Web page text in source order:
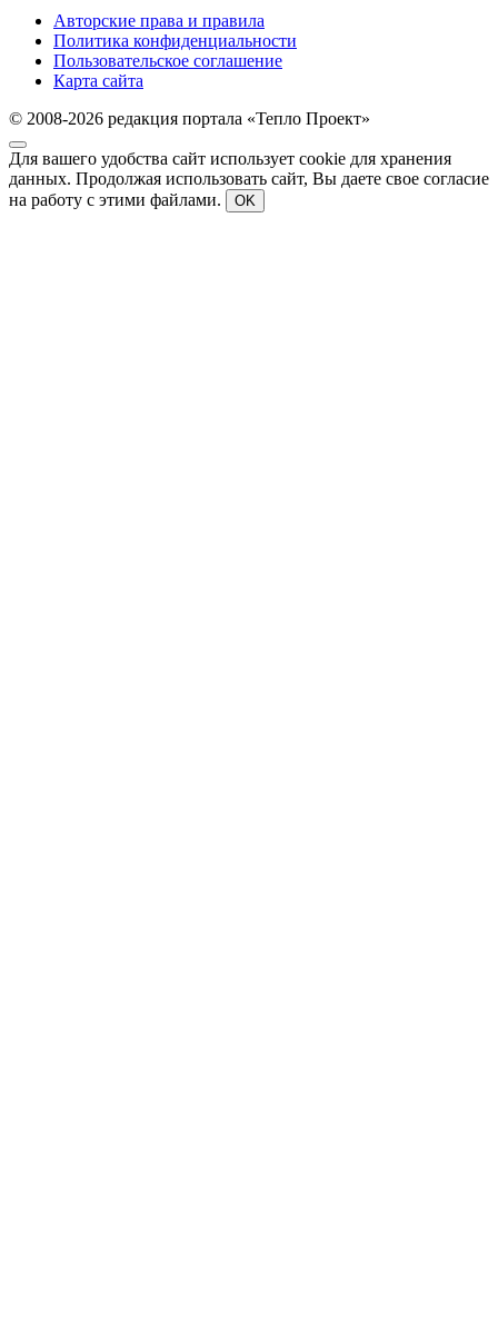
Авторские права и правила
Политика конфиденциальности
Пользовательское соглашение
Карта сайта
© 2008-2026 редакция портала «Тепло Проект»
Для вашего удобства сайт использует cookie для хранения
данных. Продолжая использовать сайт, Вы даете свое согласие
на работу с этими файлами.
OK